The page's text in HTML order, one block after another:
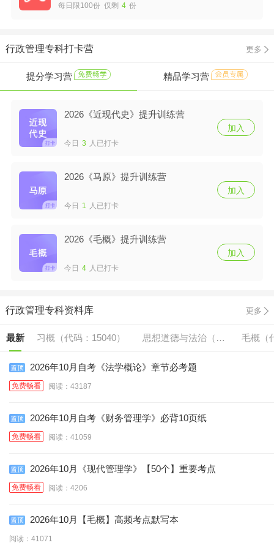
每日限100份 仅剩 4 份
行政管理专科打卡营 更多
提分学习营 精品学习营
2026《近现代史》提升训练营
今日 3 人已打卡
加入
2026《马原》提升训练营
今日 1 人已打卡
加入
2026《毛概》提升训练营
今日 4 人已打卡
加入
行政管理专科资料库 更多
最新 习概（代码：15040） 思想道德与法治（代
码:15042）
毛概（
2026年10月自考《法学概论》章节必考题
免费畅看 阅读：43187
2026年10月自考《财务管理学》必背10页纸
免费畅看 阅读：41059
2026年10月《现代管理学》【50个】重要考点
免费畅看 阅读：4206
2026年10月【毛概】高频考点默写本
阅读：41071